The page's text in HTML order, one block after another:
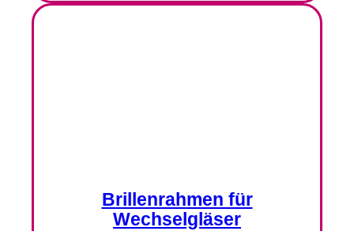
Brillenrahmen für
Wechselgläser